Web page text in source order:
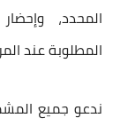
المحدد،
المطلوبة عند
ندعو جميع